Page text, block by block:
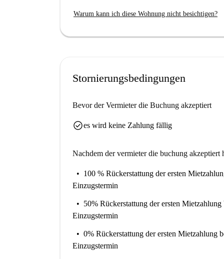
Das Apartment liegt in der Nähe der Avenida
Chamas Tacos Strasbourg. Bekannte
Warum kann ich diese Wohnung nicht besichtigen?
Stornierungsbedingungen
Bevor der Vermieter die Buchung akzeptiert
check_circlees wird keine Zahlung fällig
Nachdem der vermieter die buchung akzeptiert
100 % Rückerstattung der ersten
Einzugstermin
50% Rückerstattung der ersten Mietzahlung
Einzugstermin
0% Rückerstattung der ersten Mietzahlung
Einzugstermin